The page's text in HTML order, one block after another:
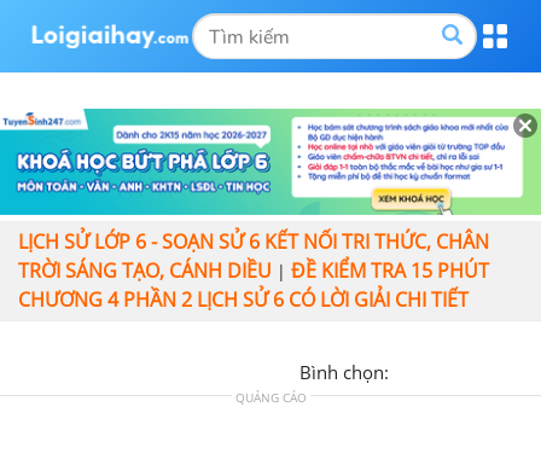
LỊCH SỬ LỚP 6 - SOẠN SỬ 6 KẾT NỐI TRI THỨC, CHÂN
TRỜI SÁNG TẠO, CÁNH DIỀU | ĐỀ KIỂM TRA 15 PHÚT
CHƯƠNG 4 PHẦN 2 LỊCH SỬ 6 CÓ LỜI GIẢI CHI TIẾT
Bình chọn:
QUẢNG CÁO